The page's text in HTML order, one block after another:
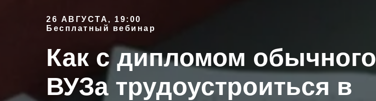
26 АВГУСТА, 19:00
Бесплатный вебинар
Как с дипломом обычного
ВУЗа трудоустроиться в